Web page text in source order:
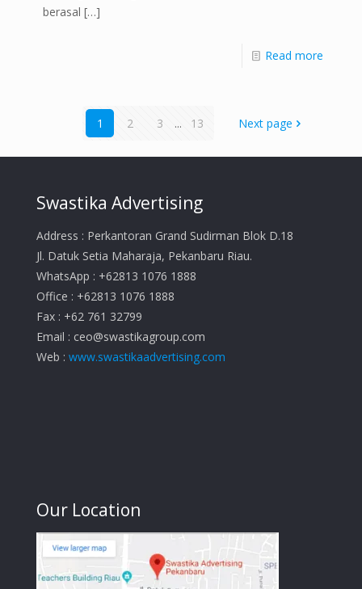
berasal […]
Read more
1 2 3 ... 13 Next page
Swastika Advertising
Address : Perkantoran Grand Sudirman Blok D.18
Jl. Datuk Setia Maharaja, Pekanbaru Riau.
WhatsApp : +62813 1076 1888
Office : +62813 1076 1888
Fax : +62 761 32799
Email : ceo@swastikagroup.com
Web : www.swastikaadvertising.com
Our Location